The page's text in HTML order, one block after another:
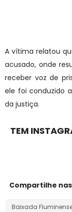
A vítima relatou
acusado, onde
receber voz de
ele foi conduzido
da justiça.
TEM
Compartilhe
Baixada